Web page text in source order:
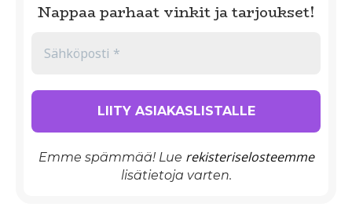
Nappaa parhaat vinkit ja tarjoukset!
Emme spämmää! Lue rekisteriselosteemme
lisätietoja varten.